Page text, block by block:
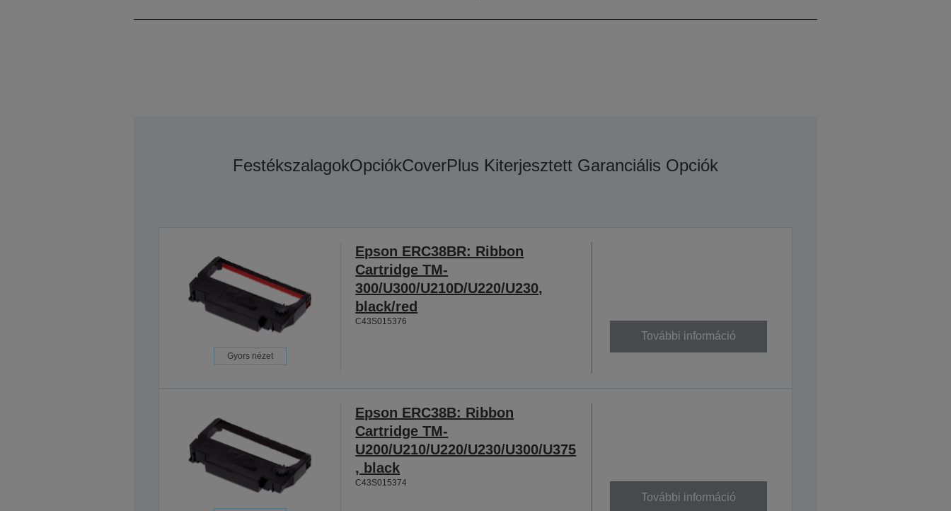
FestékszalagokOpciókCoverPlus Kiterjesztett Garanciális Opciók
Gyors nézet
Epson ERC38BR: Ribbon
Cartridge TM-
300/U300/U210D/U220/U230,
black/red
C43S015376
További információ
Epson ERC38B: Ribbon
Cartridge TM-
U200/U210/U220/U230/U300/U375
, black
C43S015374
További információ